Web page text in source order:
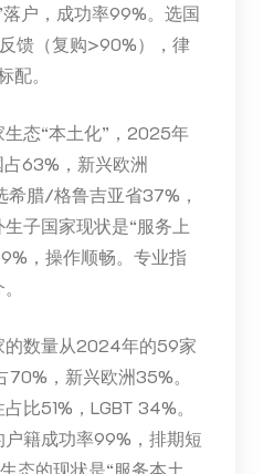
户，成功率99%。选国
馈（复购>90%），律
。
生态“本土化”，2025年
63%，新兴欧洲
腊/格鲁吉亚省37%，
子国家现状是“服务上
，操作顺畅。专业指
的数量从2024年的59家
，新兴欧洲35%。
比51%，LGBT 34%。
籍成功率99%，排期短
态的现状是“服务本土